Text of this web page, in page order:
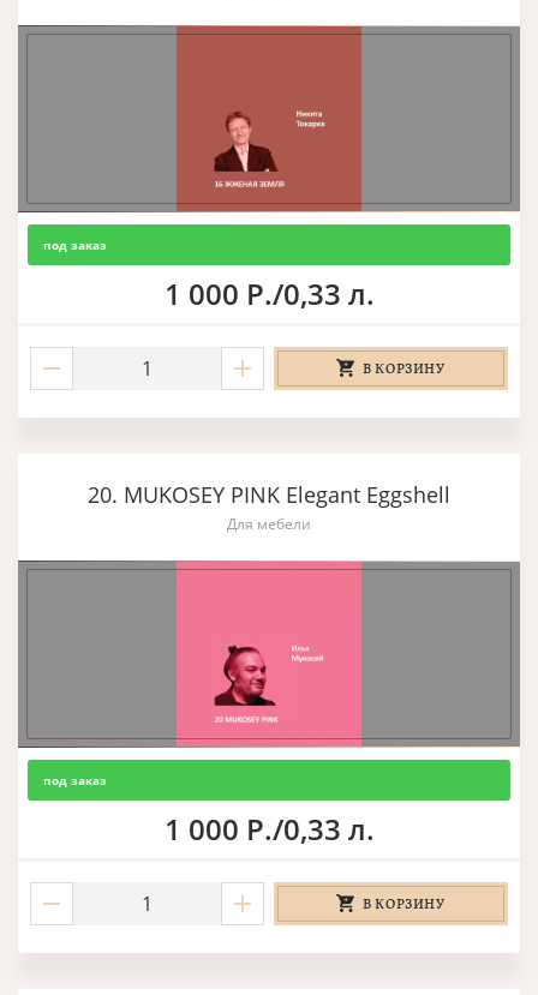
под заказ
1 000 Р./0,33 л.
В КОРЗИНУ
20. MUKOSEY PINK Elegant Eggshell
Для мебели
под заказ
1 000 Р./0,33 л.
В КОРЗИНУ